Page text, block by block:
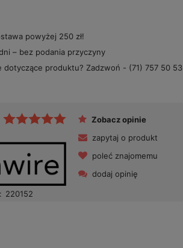
powyżej 250 zł!
– bez podania przyczyny
dotyczące produktu? Zadzwoń - (71) 757 50 53
220152
Zobacz opinie
zapytaj o produkt
poleć znajomemu
dodaj opinię